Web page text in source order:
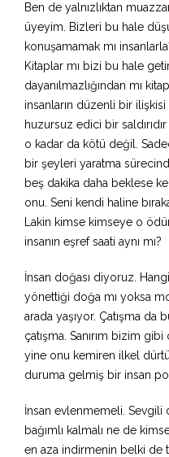
Ben de yalnızlıktan
üyeyim. Bizleri bu hale
konuşamamak mı
Kitaplar mı bizi bu hale
dayanılmazlığından mı
insanların düzenli bir ilişkisi
huzursuz edici bir
o kadar da kötü değil.
bir şeyleri yaratma
beş dakika daha beklese
onu. Seni kendi haline
Lakin kimse kimseye o
insanın eşref saati aynı mı?
İnsan doğası diyoruz.
yönettiği doğa mı yoksa
arada yaşıyor. Çatışma da
çatışma. Sanırım bizim
yine onu kemiren ilkel
duruma gelmiş bir insan
İnsan evlenmemeli. Sevgili
bağımlı kalmalı ne de
en aza indirmenin belki de